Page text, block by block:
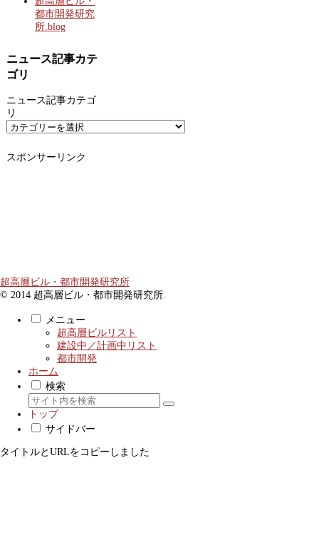
都市開発研究
所.blog
ニュース記事カテ
ゴリ
ニュース記事カテゴ
リ
スポンサーリンク
超高層ビル・都市開発研究所
© 2014 超高層ビル・都市開発研究所.
メニュー
超高層ビルリスト
建設中／計画中リスト
都市開発
ホーム
検索
トップ
サイドバー
タイトルとURLをコピーしました